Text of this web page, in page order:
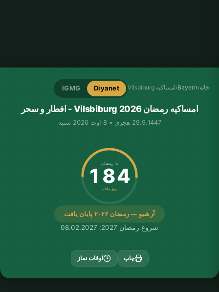
خانه›
Bayern
›امساکیه Vilsbiburg Diyanet
IGMG
امساکیه رمضان Vilsbiburg 2026 - افطار و سحر
29.9.1447 هجری • 8 اوت 2026 شنبه
آرشیو — رمضان ۲۰۲۶ پایان یافت
تا رمضان
184
روز مانده
شروع رمضان 2027: 08.02.2027
چاپ اوقات نماز